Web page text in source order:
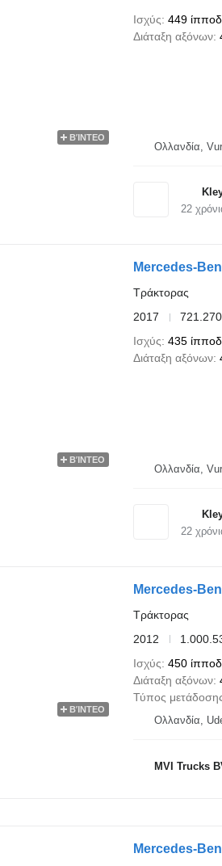
ΒΊΝΤΕΟ
Ισχύς 449
Διάταξη αξόνων
Ολλανδία,
22
ΒΊΝΤΕΟ
Mercedes-
Τράκτορας
2017
Ισχύς 435
Διάταξη αξόνων
Ολλανδία,
22
ΒΊΝΤΕΟ
Mercedes-
Τράκτορας
2012
Ισχύς 450
Διάταξη αξόνων
Τύπος
Ολλανδία,
MVI Trucks
Mercedes-